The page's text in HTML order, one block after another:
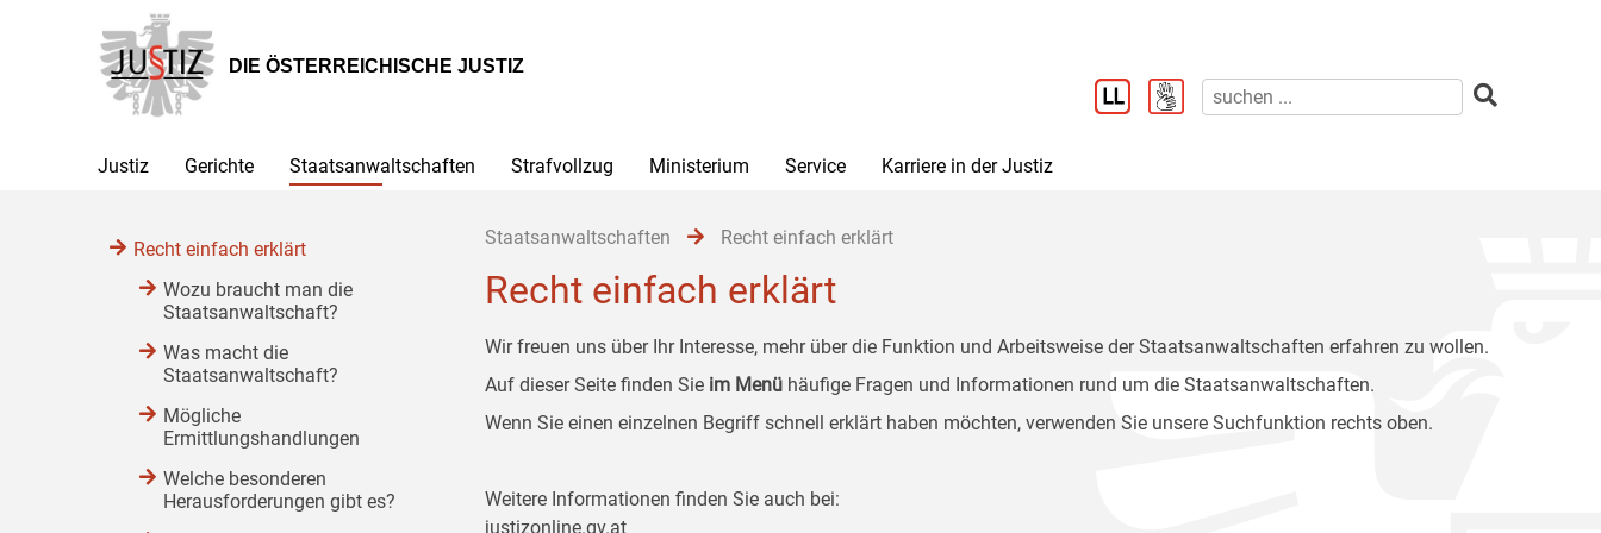
Hauptnavigation
[1]
Inhalt
[2]
Untermenü
[3]
DIE ÖSTERREICHISCHE JUSTIZ
Justiz Gerichte Staatsanwaltschaften Strafvollzug Ministerium Service Karriere in der Justiz
Staatsanwaltschaften Recht einfach erklärt
Recht einfach erklärt
Wir freuen uns über Ihr Interesse, mehr über die Funktion und Arbeitsweise der Staatsanwaltschaften erfahren zu wollen.
Auf dieser Seite finden Sie im Menü häufige Fragen und Informationen rund um die Staatsanwaltschaften.
Wenn Sie einen einzelnen Begriff schnell erklärt haben möchten, verwenden Sie unsere Suchfunktion rechts oben.
Weitere Informationen finden Sie auch bei:
justizonline.gv.at
Recht einfach erklärt
Wozu braucht man die
Staatsanwaltschaft?
Was macht die
Staatsanwaltschaft?
Mögliche
Ermittlungshandlungen
Welche besonderen
Herausforderungen gibt es?